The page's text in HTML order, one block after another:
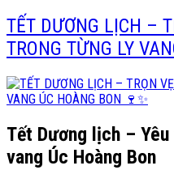
TẾT DƯƠNG LỊCH –
TRONG TỪNG LY
Tết Dương lịch –
vang Úc Hoàng Bon